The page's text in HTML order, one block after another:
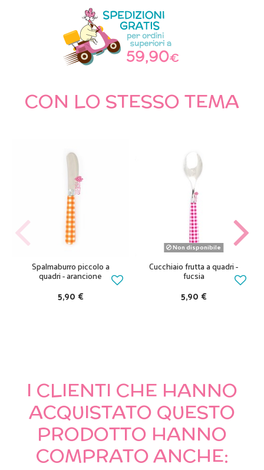
CON LO STESSO TEMA
Spalmaburro piccolo a
quadri - arancione
5,90 €
Non disponibile
Cucchiaio frutta a quadri -
fucsia
5,90 €
I CLIENTI CHE HANNO
ACQUISTATO QUESTO
PRODOTTO HANNO
COMPRATO ANCHE: